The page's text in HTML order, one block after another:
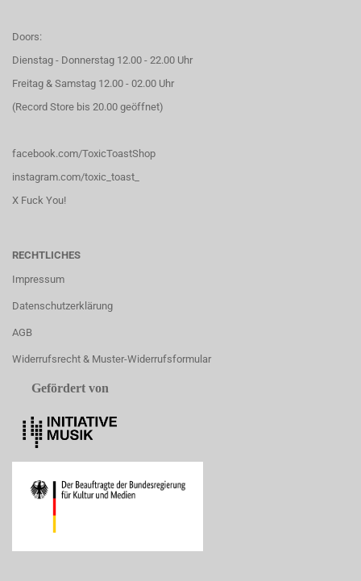
Doors:
Dienstag - Donnerstag 12.00 - 22.00 Uhr
Freitag & Samstag 12.00 - 02.00 Uhr
(Record Store bis 20.00 geöffnet)
facebook.com/ToxicToastShop
instagram.com/toxic_toast_
X Fuck You!
RECHTLICHES
Impressum
Datenschutzerklärung
AGB
Widerrufsrecht & Muster-Widerrufsformular
Gefördert von